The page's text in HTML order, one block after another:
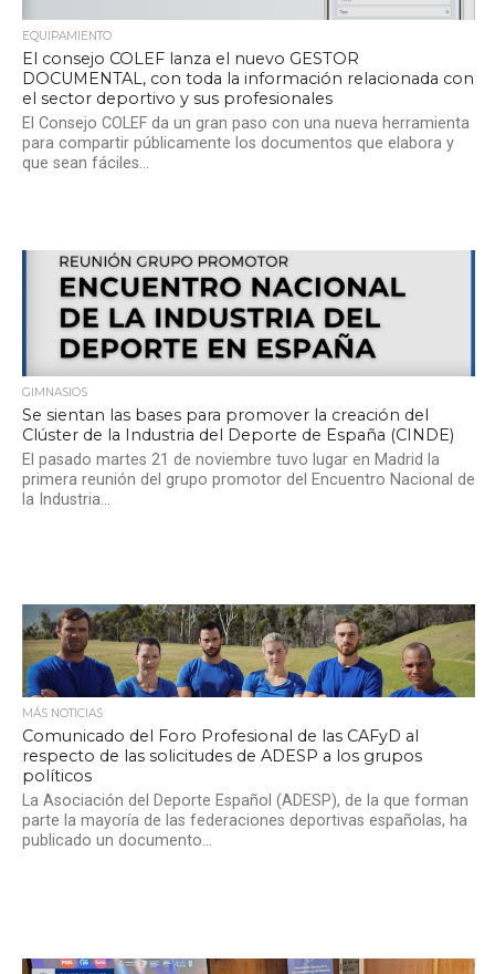
EQUIPAMIENTO
El consejo COLEF lanza el nuevo GESTOR
DOCUMENTAL, con toda la información relacionada con
el sector deportivo y sus profesionales
El Consejo COLEF da un gran paso con una nueva herramienta
para compartir públicamente los documentos que elabora y
que sean fáciles...
GIMNASIOS
Se sientan las bases para promover la creación del
Clúster de la Industria del Deporte de España (CINDE)
El pasado martes 21 de noviembre tuvo lugar en Madrid la
primera reunión del grupo promotor del Encuentro Nacional de
la Industria...
MÁS NOTICIAS
Comunicado del Foro Profesional de las CAFyD al
respecto de las solicitudes de ADESP a los grupos
políticos
La Asociación del Deporte Español (ADESP), de la que forman
parte la mayoría de las federaciones deportivas españolas, ha
publicado un documento...